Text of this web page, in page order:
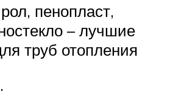
пенопласт,
– лучшие
труб отопления